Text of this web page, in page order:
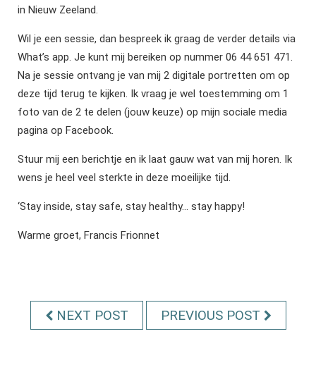
in Nieuw Zeeland.
Wil je een sessie, dan bespreek ik graag de verder details via
What’s app. Je kunt mij bereiken op nummer 06 44 651 471.
Na je sessie ontvang je van mij 2 digitale portretten om op
deze tijd terug te kijken. Ik vraag je wel toestemming om 1
foto van de 2 te delen (jouw keuze) op mijn sociale media
pagina op Facebook.
Stuur mij een berichtje en ik laat gauw wat van mij horen. Ik
wens je heel veel sterkte in deze moeilijke tijd.
‘Stay inside, stay safe, stay healthy... stay happy!
Warme groet, Francis Frionnet
NEXT POST PREVIOUS POST